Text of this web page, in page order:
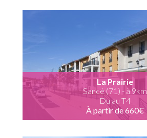
La Prairie
Sancé (71) - à 9km
Du au T4
À partir de 660€